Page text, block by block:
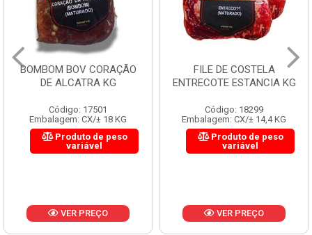
BOMBOM BOV CORAÇÃO
DE ALCATRA KG
Código: 17501
Embalagem: CX/± 18 KG
Produto de peso
variável
VER PREÇO
FILE DE COSTELA
ENTRECOTE ESTANCIA KG
Código: 18299
Embalagem: CX/± 14,4 KG
Produto de peso
variável
VER PREÇO